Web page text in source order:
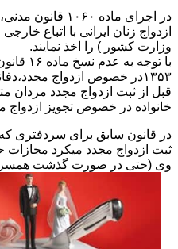
در اجرای ماده
ازدواج زنان ایرانی با اتباع
وزارت کشور ) را اخذ نمایند.
با توجه
۱۳۵۳در خصوص ازدواج
قبل از ثبت ازدواج مجدد مردان
خانواده در خصوص تجویز ازدواج
در قانون سابق برای سردفتری که
ثبت ازدواج مجدد میکرد
وی (حتی در صورت گذشت همسر